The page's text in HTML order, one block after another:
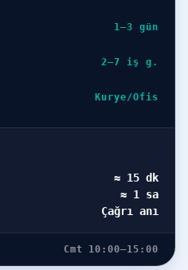
1–3 gün
2–7 iş g.
Kurye/Ofis
≈ 15 dk
≈ 1 sa
Çağrı anı
Cmt 10:00–15:00